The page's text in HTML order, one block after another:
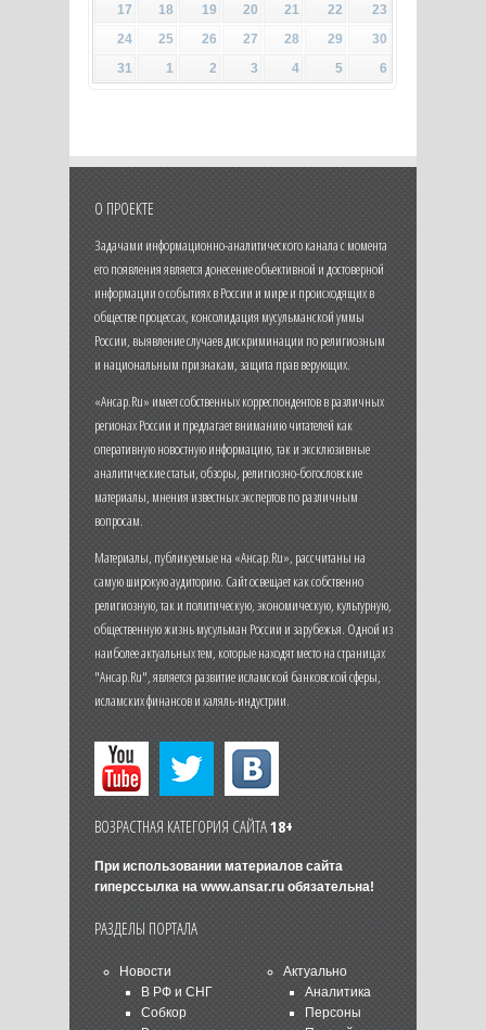
17
18 19 20 21 22
23
24
25 26 27 28 29
30
31
1 2 3 4 5 6
О ПРОЕКТЕ
Задачами информационно-аналитического канала с момента
его появления является донесение объективной и достоверной
информации о событиях в России и мире и происходящих в
обществе процессах, консолидация мусульманской уммы
России, выявление случаев дискриминации по религиозным
и национальным признакам, защита прав верующих.
«Ансар.Ru» имеет собственных корреспондентов в различных
регионах России и предлагает вниманию читателей как
оперативную новостную информацию, так и эксклюзивные
аналитические статьи, обзоры, религиозно-богословские
материалы, мнения известных экспертов по различным
вопросам.
Материалы, публикуемые на «Ансар.Ru», рассчитаны на
самую широкую аудиторию. Сайт освещает как собственно
религиозную, так и политическую, экономическую, культурную,
общественную жизнь мусульман России и зарубежья. Одной из
наиболее актуальных тем, которые находят место на страницах
"Ансар.Ru", является развитие исламской банковской сферы,
исламских финансов и халяль-индустрии.
ВОЗРАСТНАЯ КАТЕГОРИЯ САЙТА18+
При использовании материалов сайта
гиперссылка на www.ansar.ruобязательна!
РАЗДЕЛЫ ПОРТАЛА
Новости
В РФ и СНГ
Собкор
Актуально
Аналитика
Персоны